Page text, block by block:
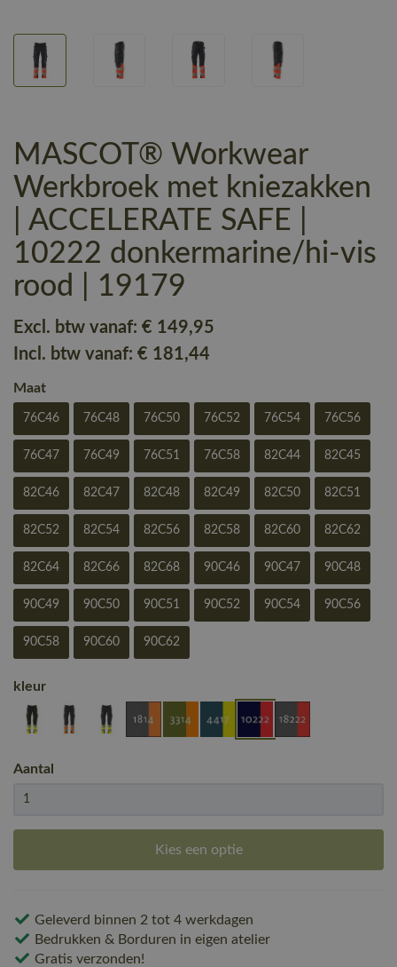
MASCOT® Workwear
Werkbroek met kniezakken
| ACCELERATE SAFE |
10222 donkermarine/hi-vis
rood | 19179
Excl. btw vanaf: € 149,95
Incl. btw vanaf: € 181,44
Maat
76C46 76C48 76C50 76C52 76C54 76C56
76C47 76C49 76C51 76C58 82C44 82C45
82C46 82C47 82C48 82C49 82C50 82C51
82C52 82C54 82C56 82C58 82C60 82C62
82C64 82C66 82C68 90C46 90C47 90C48
90C49 90C50 90C51 90C52 90C54 90C56
90C58 90C60 90C62
kleur
Aantal
Kies een optie
Geleverd binnen 2 tot 4 werkdagen
Bedrukken & Borduren in eigen atelier
Gratis verzonden!